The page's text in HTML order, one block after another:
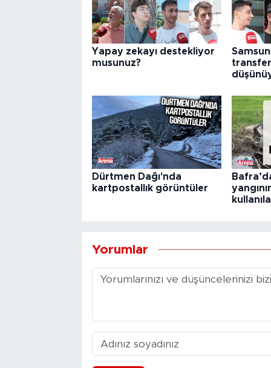
Yapay zekayı destekliyor
musunuz?
Dürtmen Dağı'nda
kartpostallık görüntüler
Yorumlar